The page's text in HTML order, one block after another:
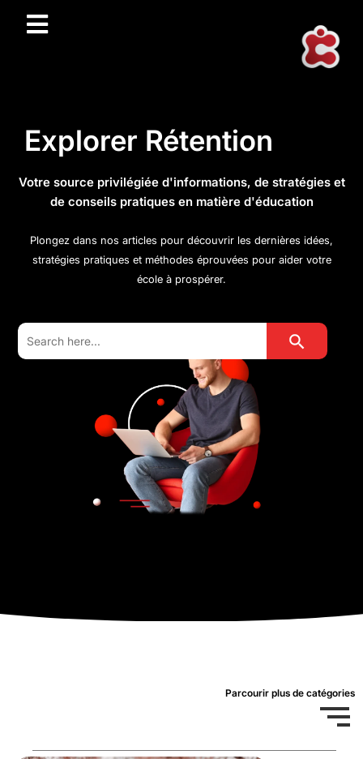
Explorer Rétention
Votre source privilégiée d'informations, de stratégies et
de conseils pratiques en matière d'éducation
Plongez dans nos articles pour découvrir les dernières idées,
stratégies pratiques et méthodes éprouvées pour aider votre
école à prospérer.
Search
for:
Search Button
Parcourir plus de catégories